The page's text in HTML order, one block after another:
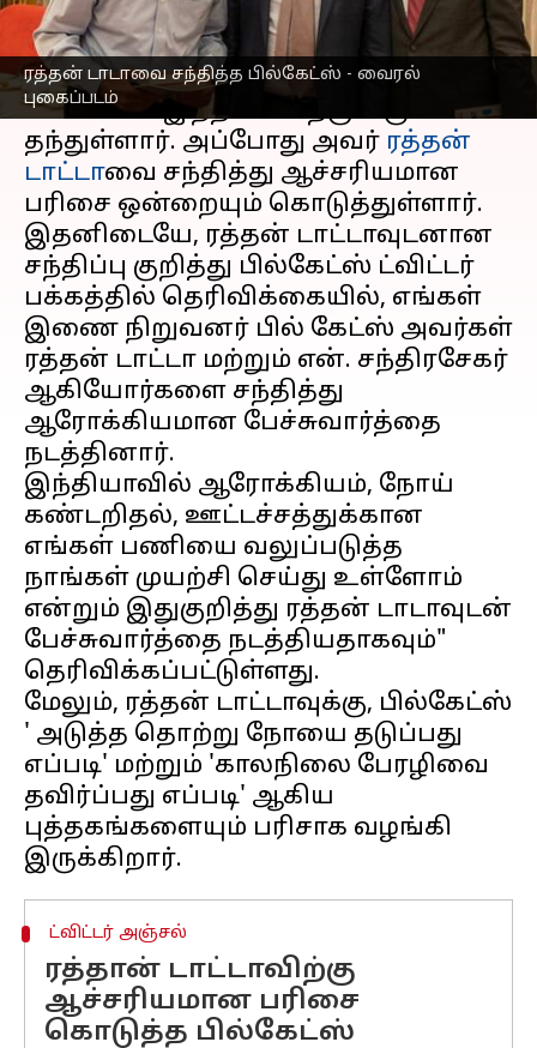
ரத்தன் டாடாவை சந்தித்த பில்கேட்ஸ் - வைரல்
புகைப்படம்
செய்தி முன்னோட்டம்
உலகின் கோடீஸ்வரர்களில் ஒருவரான
பில்கேட்ஸ் இந்தியாவிற்கு வருகை
தந்துள்ளார். அப்போது அவர் ரத்தன்
டாட்டாவை சந்தித்து ஆச்சரியமான
பரிசை ஒன்றையும் கொடுத்துள்ளார்.
இதனிடையே, ரத்தன் டாட்டாவுடனான
சந்திப்பு குறித்து பில்கேட்ஸ் ட்விட்டர்
பக்கத்தில் தெரிவிக்கையில், எங்கள்
இணை நிறுவனர் பில் கேட்ஸ் அவர்கள்
ரத்தன் டாட்டா மற்றும் என். சந்திரசேகர்
ஆகியோர்களை சந்தித்து
ஆரோக்கியமான பேச்சுவார்த்தை
நடத்தினார்.
இந்தியாவில் ஆரோக்கியம், நோய்
கண்டறிதல், ஊட்டச்சத்துக்கான
எங்கள் பணியை வலுப்படுத்த
நாங்கள் முயற்சி செய்து உள்ளோம்
என்றும் இதுகுறித்து ரத்தன் டாடாவுடன்
பேச்சுவார்த்தை நடத்தியதாகவும்"
தெரிவிக்கப்பட்டுள்ளது.
மேலும், ரத்தன் டாட்டாவுக்கு, பில்கேட்ஸ்
' அடுத்த தொற்று நோயை தடுப்பது
எப்படி' மற்றும் 'காலநிலை பேரழிவை
தவிர்ப்பது எப்படி' ஆகிய
புத்தகங்களையும் பரிசாக வழங்கி
ட்விட்டர் அஞ்சல்
ரத்தான் டாட்டாவிற்கு
ஆச்சரியமான பரிசை
கொடுத்த பில்கேட்ஸ்